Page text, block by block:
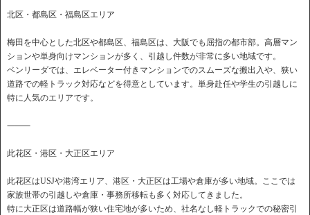
北区・都島区・福島区エリア
梅田を中心とした北区や都島区、福島区は、大阪でも屈指の都市部。高層マン
ションや単身向けマンションが多く、引越し件数が非常に多い地域です。
ベンリーダでは、エレベーター付きマンションでのスムーズな搬出入や、狭い
道路での軽トラック対応などを得意としています。単身赴任や学生の引越しに
特に人気のエリアです。
⸻
此花区・港区・大正区エリア
此花区はUSJや港湾エリア、港区・大正区は工場や倉庫が多い地域。ここでは
家族世帯の引越しや倉庫・事務所移転も多く対応してきました。
特に大正区は道路幅が狭い住宅地が多いため、社名なし軽トラックでの秘密引